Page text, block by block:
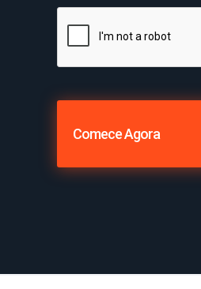
Comece Agora